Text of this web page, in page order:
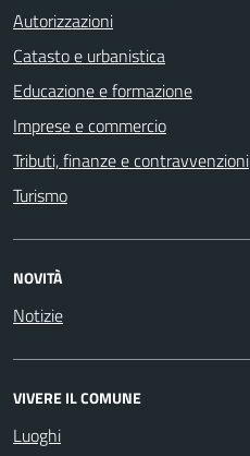
Autorizzazioni
Catasto e urbanistica
Educazione e formazione
Imprese e commercio
Tributi, finanze e contravvenzioni
Turismo
NOVITÀ
Notizie
VIVERE IL COMUNE
Luoghi